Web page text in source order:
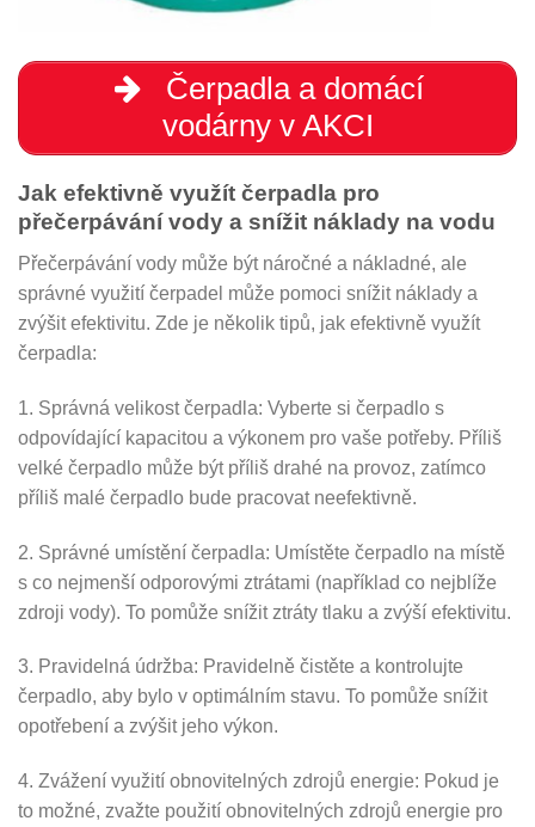
Čerpadla a domácí
vodárny v AKCI
Jak efektivně využít čerpadla pro
přečerpávání vody a snížit náklady na vodu
Přečerpávání vody může být náročné a nákladné, ale
správné využití čerpadel může pomoci snížit náklady a
zvýšit efektivitu. Zde je několik tipů, jak efektivně využít
čerpadla:
1. Správná velikost čerpadla: Vyberte si čerpadlo s
odpovídající kapacitou a výkonem pro vaše potřeby. Příliš
velké čerpadlo může být příliš drahé na provoz, zatímco
příliš malé čerpadlo bude pracovat neefektivně.
2. Správné umístění čerpadla: Umístěte čerpadlo na místě
s co nejmenší odporovými ztrátami (například co nejblíže
zdroji vody). To pomůže snížit ztráty tlaku a zvýší efektivitu.
3. Pravidelná údržba: Pravidelně čistěte a kontrolujte
čerpadlo, aby bylo v optimálním stavu. To pomůže snížit
opotřebení a zvýšit jeho výkon.
4. Zvážení využití obnovitelných zdrojů energie: Pokud je
to možné, zvažte použití obnovitelných zdrojů energie pro